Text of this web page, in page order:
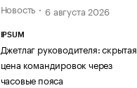
Новость
6 августа 2026
IPSUM
Джетлаг руководителя: скрытая
цена командировок через
часовые пояса